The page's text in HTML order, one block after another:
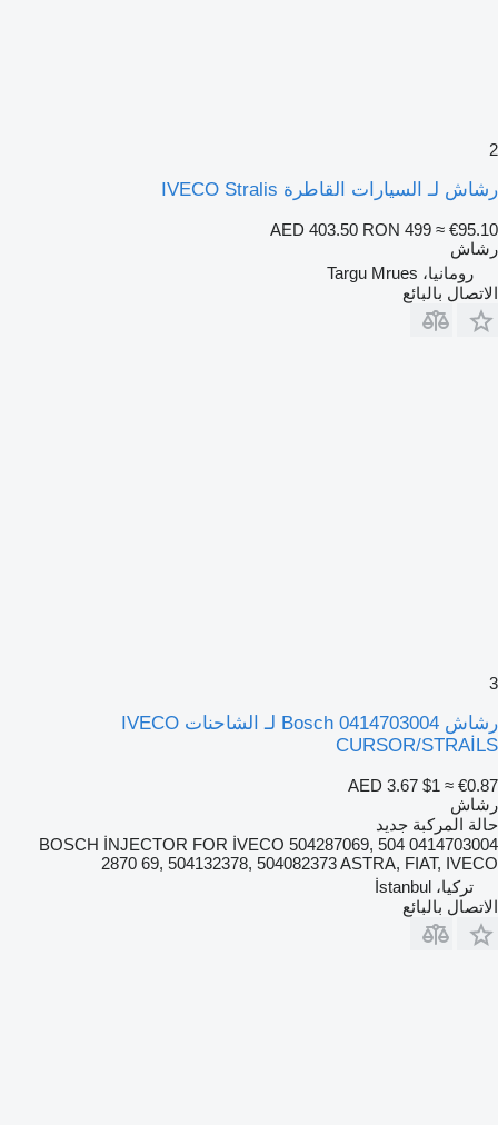
2
رشاش لـ السيارات القاطرة IVECO Stralis
AED 403.50 RON 499 ≈ €95.10
رشاش
رومانيا، Targu Mrues
الاتصال بالبائع
3
رشاش Bosch 0414703004 لـ الشاحنات IVECO
CURSOR/STRAİLS
AED 3.67 $1 ≈ €0.87
رشاش
حالة المركبة جديد
0414703004 BOSCH İNJECTOR FOR İVECO 504287069, 504
2870 69, 504132378, 504082373 ASTRA, FIAT, IVECO
تركيا، İstanbul
الاتصال بالبائع